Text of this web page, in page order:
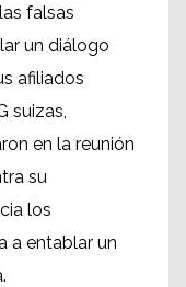
falsas
un diálogo
afiliados
suizas,
en la reunión
su
los
a entablar un